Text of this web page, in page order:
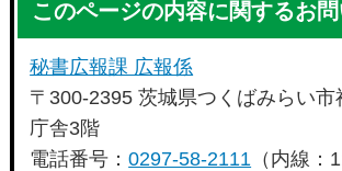
このページの内容に関するお
秘書広報課 広報係
〒300-2395 茨城県つくばみらい市
庁舎3階
電話番号：0297-58-2111 （内線：